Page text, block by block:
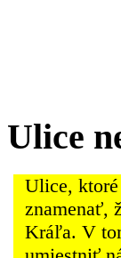
Ulice
Ulice,
znamenať,
Kráľa. V